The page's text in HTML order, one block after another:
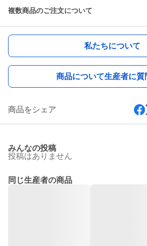
複数商品のご注文について
私たちについて
商品について生産者に質
商品をシェア
みんなの投稿
投稿はありません
同じ生産者の商品